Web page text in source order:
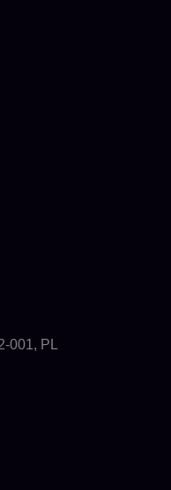
001, PL